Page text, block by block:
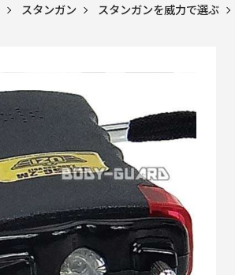
スタンガン スタンガンを威力で選ぶ